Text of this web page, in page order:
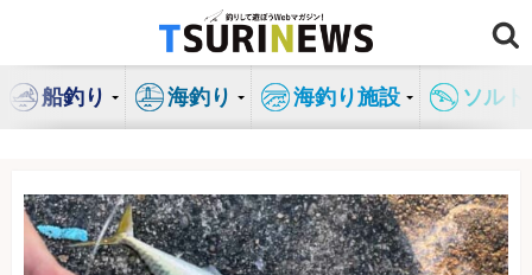
ン
船釣り 海釣り 海釣り施設 ソル